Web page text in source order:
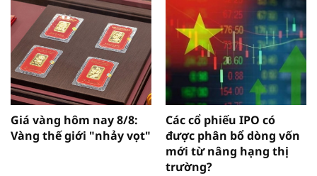
Giá vàng hôm nay 8/8:
Vàng thế giới "nhảy vọt"
Các cổ phiếu IPO có
được phân bổ dòng vốn
mới từ nâng hạng thị
trường?